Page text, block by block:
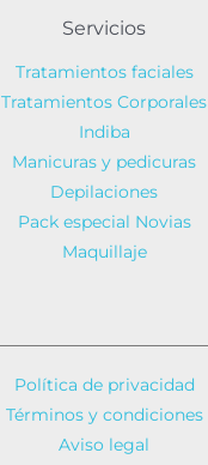
Servicios
Tratamientos faciales
Tratamientos Corporales
Indiba
Manicuras y pedicuras
Depilaciones
Pack especial Novias
Maquillaje
Política de privacidad
Términos y condiciones
Aviso legal